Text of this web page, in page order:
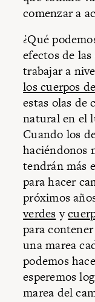
comenzar a
¿Qué
efectos de
trabajar a
los cuerpos
estas olas de
natural en el
Cuando los
haciéndonos
tendrán más
para hacer
próximos
verdesy
para
una marea
podemos
esperemos
marea del